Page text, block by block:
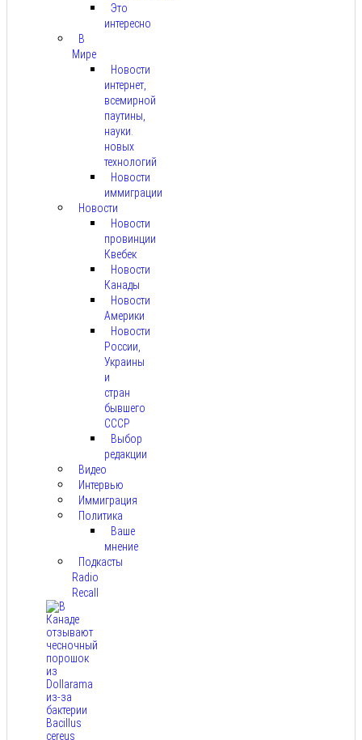
Это
интересно
В
Мире
Новости
интернет,
всемирной
паутины,
науки.
новых
технологий
Новости
иммиграции
Новости
Новости
провинции
Квебек
Новости
Канады
Новости
Америки
Новости
России,
Украины
и
стран
бывшего
СССР
Выбор
редакции
Видео
Интервью
Иммиграция
Политика
Ваше
мнение
Подкасты
Radio
Recall